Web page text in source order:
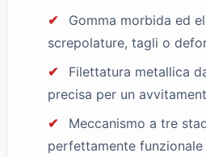
✔
Gomma morbida ed
screpolature, tagli o
✔
Filettatura metallica
precisa per un
✔
Meccanismo a tre
perfettamente funzionale